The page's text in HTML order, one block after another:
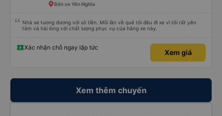
Bến xe Yên Nghĩa
Nhà xe tương đương với sô tiền. Mỗi lần về quê tôi đêu đi xe vì tôi rất yên
tâm và hài lòng với chất lượng phục vụ của hãng xe này.
Xác nhận chỗ ngay lập tức
Xem giá
Xem thêm chuyến